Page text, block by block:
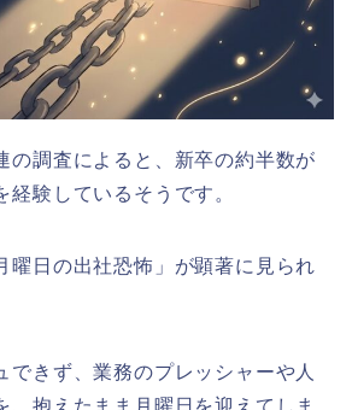
の調査によると、新卒の約半数が
経験しているそうです。
曜日の出社恐怖」が顕著に見られ
できず、業務のプレッシャーや人
、抱えたまま月曜日を迎えてしま